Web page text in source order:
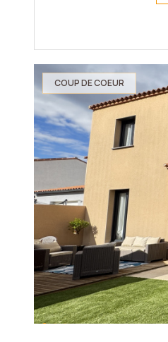
COUP DE COEUR